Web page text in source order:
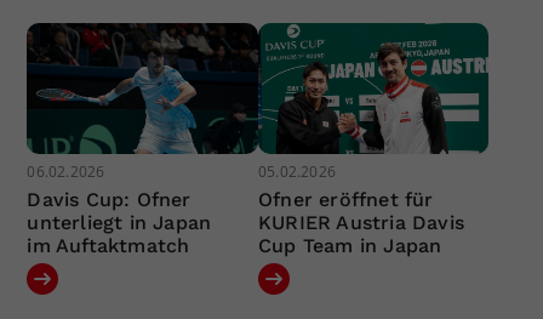
06.02.2026
Davis Cup: Ofner
unterliegt in Japan
im Auftaktmatch
05.02.2026
Ofner eröffnet für
KURIER Austria Davis
Cup Team in Japan